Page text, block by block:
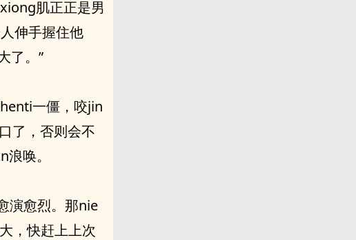
肌正正是男
伸手握住他
了。”
一僵，咬jin
了，否则会不
唤。
演愈烈。那nie
，快赶上上次